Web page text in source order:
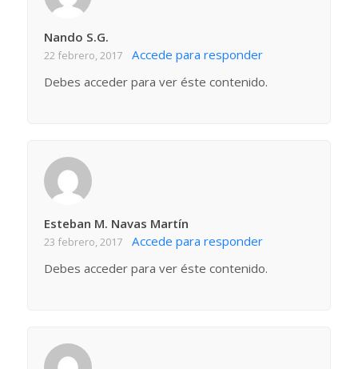
Nando S.G.
22 febrero, 2017
Accede para responder
Debes acceder para ver éste contenido.
Esteban M. Navas Martín
23 febrero, 2017
Accede para responder
Debes acceder para ver éste contenido.